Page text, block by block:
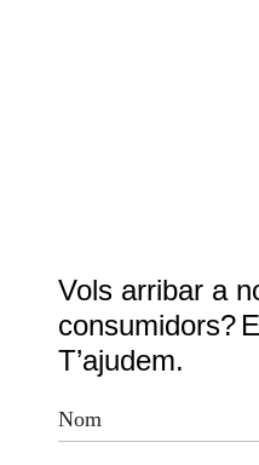
Vols arribar a
consumidors?
T’ajudem.